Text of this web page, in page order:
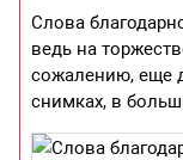
Слова
ведь на
сожалению, еще
снимках, в